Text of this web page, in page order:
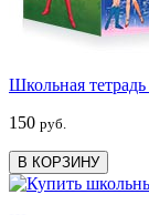
Школьная тетрадь
150 руб.
В КОРЗИНУ